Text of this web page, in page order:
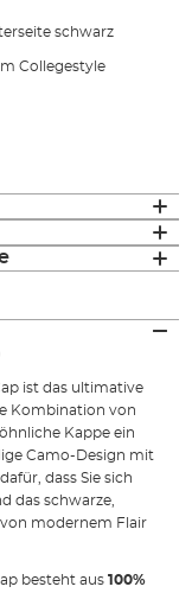
schwarz
Collegestyle
ist das ultimative
Kombination von
Kappe ein
Camo-Design mit
dass Sie sich
das schwarze,
modernem Flair
besteht aus100%